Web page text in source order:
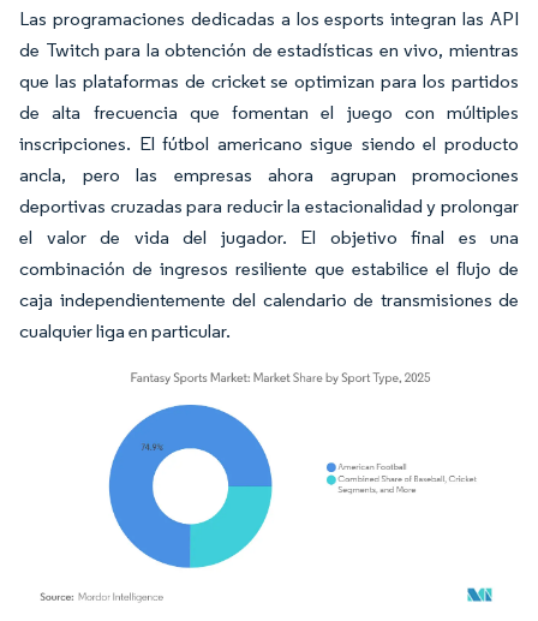
Las programaciones dedicadas a los esports integran las API
de Twitch para la obtención de estadísticas en vivo, mientras
que las plataformas de cricket se optimizan para los partidos
de alta frecuencia que fomentan el juego con múltiples
inscripciones. El fútbol americano sigue siendo el producto
ancla, pero las empresas ahora agrupan promociones
deportivas cruzadas para reducir la estacionalidad y prolongar
el valor de vida del jugador. El objetivo final es una
combinación de ingresos resiliente que estabilice el flujo de
caja independientemente del calendario de transmisiones de
cualquier liga en particular.